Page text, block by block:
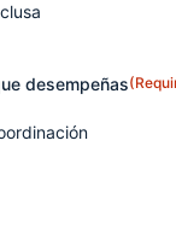
desempeñas